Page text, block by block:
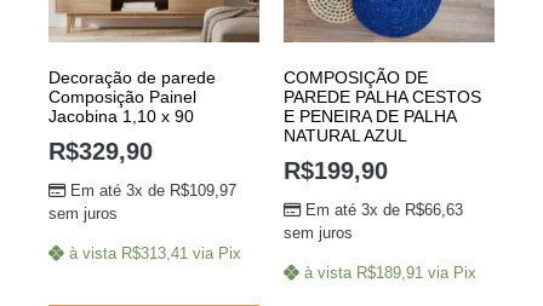
Decoração de parede
Composição Painel
Jacobina 1,10 x 90
R$329,90
Em até 3x de R$109,97
sem juros
à vista R$313,41 via Pix
COMPOSIÇÃO DE
PAREDE PALHA CESTOS
E PENEIRA DE PALHA
NATURAL AZUL
R$199,90
Em até 3x de R$66,63
sem juros
à vista R$189,91 via Pix